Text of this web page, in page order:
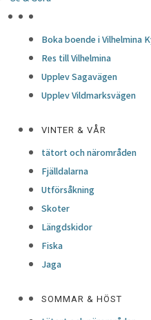
Boka boende i Vilhelmina
Res till Vilhelmina
Upplev Sagavägen
Upplev Vildmarksvägen
VINTER & VÅR
tätort och närområden
Fjälldalarna
Utförsåkning
Skoter
Längdskidor
Fiska
Jaga
SOMMAR & HÖST